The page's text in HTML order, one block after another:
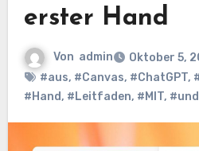
erster Hand
Von admin
Oktober 5,
#aus, #Canvas, #ChatGPT,
#Hand, #Leitfaden, #MIT, #und